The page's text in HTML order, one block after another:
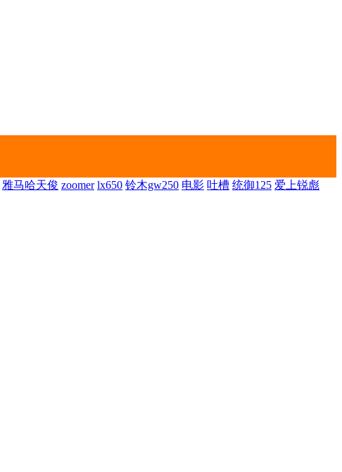
雅马哈天俊 zoomer lx650 铃木gw250 电影 吐槽 统御125 爱上锐彪